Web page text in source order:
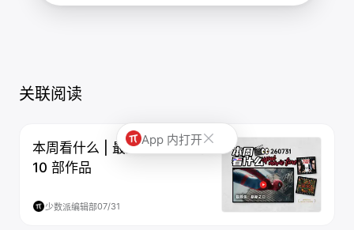
关联阅读
本周看什么 | 最近值得一看的
10 部作品
少数派编辑部07/31
App 内打开